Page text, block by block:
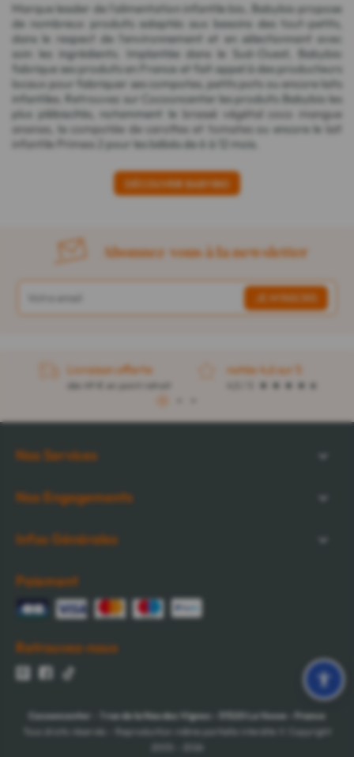
Marque leader de l'alimentation infantile bio, Babybio propose
de nombreux produits adaptés aux besoins des tout-petits,
dans le respect de l'environnement et en sélectionnant avec
soin les ingrédients. Implantée dans le Sud-Ouest, Babybio
fabrique ses produits en France et fait appel à des producteurs
locaux pour fabriquer ses compotes, petits pots ou encore laits
infantiles. Retrouvez sur Cocooncenter les produits Babybio les
plus plébiscités, notamment le brassé végétal coco mangue
ananas , la compotée de carottes et tomates ou encore le lait
infantile Primea 2
pour les bébés de 6 à 12 mois.
DÉCOUVRIR BABYBIO
Abonnez-vous à la newsletter
Livraison offerte
dès 49 € en point retrait
notée 4,6 sur 5
1
Nos Services
Nos Engagements
Infos Générales
Paiement
Retrouvez-nous
Cocooncenter 1 rue de la Nau des Vignes La Veuve
France
Tous droits réservés - Reproduction même partielle interdite © Copyright